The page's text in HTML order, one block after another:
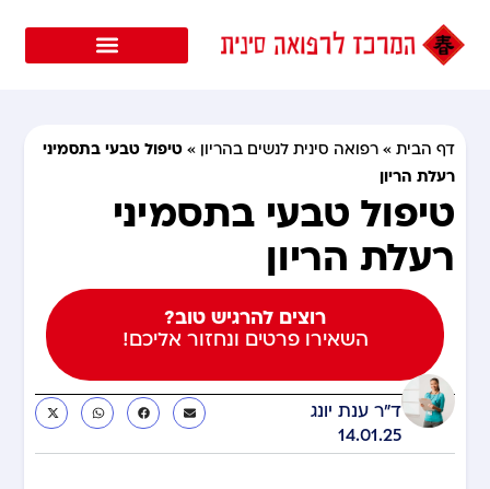
דף הבית »רפואה סינית לנשים בהריון »טיפול טבעי בתסמיני
רעלת הריון
טיפול טבעי בתסמיני
רעלת הריון
רוצים להרגיש טוב?
השאירו פרטים ונחזור אליכם!
ד"ר ענת יונג
14.01.25